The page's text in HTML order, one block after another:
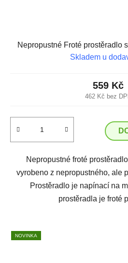
Nepropustné Froté prostěradlo
Skladem u
462 Kč bez
559 Kč
Nepropustné froté
vyrobeno z nepropustného, ale
Prostěradlo je napínací na
prostěradla je froté
NOVINKA